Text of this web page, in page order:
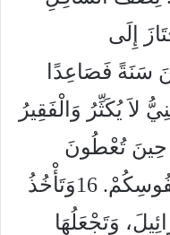
اجْتَازَ إِلَى
سَنَةً فَصَاعِدًا
تَقْدِمَةً لِلرَّبِّ. 15اَلْغَنِيُّ لاَ يُكَثِّرُ وَالْفَقِيرُ
حِينَ تُعْطُونَ
تَقْدِمَةَ الرَّبِّ لِلتَّكْفِيرِ عَنْ نُفُوسِكُمْ. 16وَتَأْخُذُ
وَتَجْعَلُهَا